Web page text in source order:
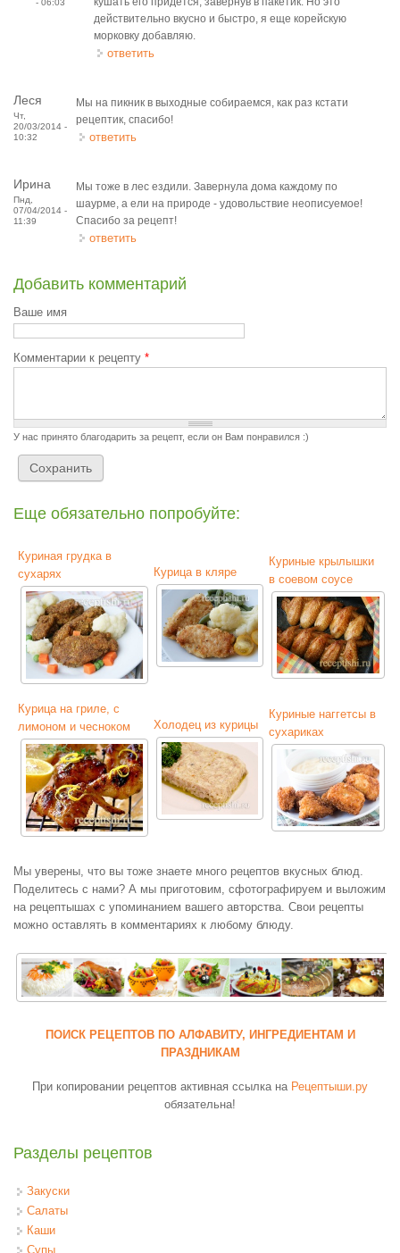
- 06:03
действительно вкусно и быстро, я еще корейскую
морковку добавляю.
ответить
Леся
Чт,
20/03/2014 -
10:32
Мы на пикник в выходные собираемся, как раз кстати
рецептик, спасибо!
ответить
Ирина
Пнд,
07/04/2014 -
11:39
Мы тоже в лес ездили. Завернула дома каждому по
шаурме, а ели на природе - удовольствие неописуемое!
Спасибо за рецепт!
ответить
Добавить комментарий
Ваше имя
Комментарии к рецепту *
У нас принято благодарить за рецепт, если он Вам понравился :)
Еще обязательно попробуйте:
Куриная грудка в
сухарях
Курица в кляре
Куриные крылышки
в соевом соусе
Курица на гриле, с
лимоном и чесноком
Холодец из курицы
Куриные наггетсы в
сухариках
Мы уверены, что вы тоже знаете много рецептов вкусных блюд.
Поделитесь с нами? А мы приготовим, сфотографируем и выложим
на рецептышах с упоминанием вашего авторства. Свои рецепты
можно оставлять в комментариях к любому блюду.
ПОИСК РЕЦЕПТОВ ПО АЛФАВИТУ, ИНГРЕДИЕНТАМ И
ПРАЗДНИКАМ
При копировании рецептов активная ссылка на Рецептыши.ру
обязательна!
Разделы рецептов
Закуски
Салаты
Каши
Супы